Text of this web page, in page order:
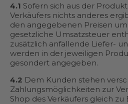
4.1 Sofern sich aus der
Verkäufers nichts anderes
den angegebenen Preisen
gesetzliche Umsatzsteuer
zusätzlich anfallende Liefer-
werden in der jeweiligen
gesondert angegeben.
4.2 Dem Kunden stehen
Zahlungsmöglichkeiten zur
Shop des Verkäufers gleich zu